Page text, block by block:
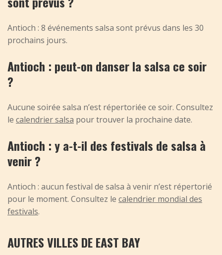
Antioch : 8 événements salsa sont prévus dans les 30
prochains jours.
Antioch : peut-on danser la salsa ce soir
?
Aucune soirée salsa n’est répertoriée ce soir. Consultez
le calendrier salsa pour trouver la prochaine date.
Antioch : y a-t-il des festivals de salsa à
venir ?
Antioch : aucun festival de salsa à venir n’est répertorié
pour le moment. Consultez le calendrier mondial des
festivals.
AUTRES VILLES DE EAST BAY